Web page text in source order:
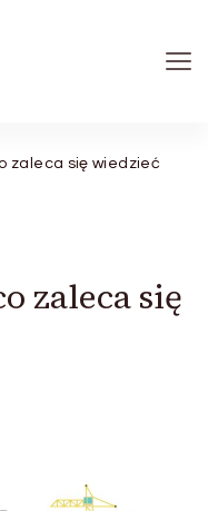
zaleca się wiedzieć
zaleca się